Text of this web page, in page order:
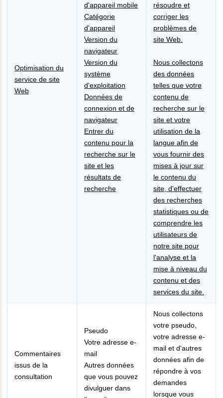
Optimisation du
service de site
Web
d'appareil mobile
Catégorie
d'appareil
Version du
navigateur
Version du
système
d'exploitation
Données de
connexion et de
navigateur
Entrer du
contenu pour la
recherche sur le
site et les
résultats de
recherche
résoudre et
corriger les
problèmes de
site Web.
Nous collectons
des données
telles que votre
contenu de
recherche sur le
site et votre
utilisation de la
langue afin de
vous fournir des
mises à jour sur
le contenu du
site, d'effectuer
des recherches
statistiques ou de
comprendre les
utilisateurs de
notre site pour
l'analyse et la
mise à niveau du
contenu et des
services du site.
Commentaires
issus de la
consultation
Pseudo
Votre adresse e-
mail
Autres données
que vous pouvez
divulguer dans
Nous collectons
votre pseudo,
votre adresse e-
mail et d'autres
données afin de
répondre à vos
demandes
lorsque vous